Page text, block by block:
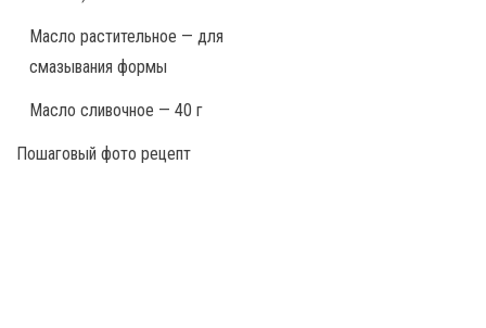
Масло растительное — для
смазывания формы
Масло сливочное — 40 г
Пошаговый фото рецепт